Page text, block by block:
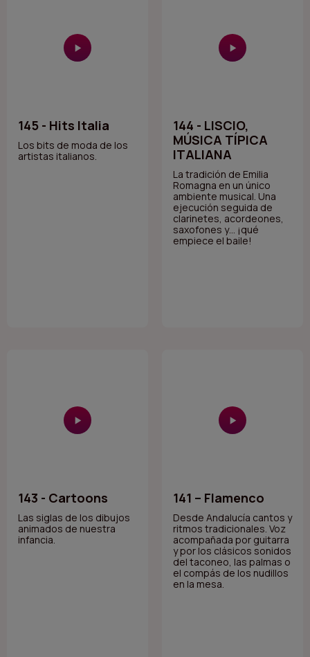
145 - Hits Italia
Los bits de moda de los
artistas italianos.
144 - LISCIO,
MÚSICA TÍPICA
ITALIANA
La tradición de Emilia
Romagna en un único
ambiente musical. Una
ejecución seguida de
clarinetes, acordeones,
saxofones y… ¡qué
empiece el baile!
143 - Cartoons
Las siglas de los dibujos
animados de nuestra
infancia.
141 – Flamenco
Desde Andalucía cantos y
ritmos tradicionales. Voz
acompañada por guitarra
y por los clásicos sonidos
del taconeo, las palmas o
el compás de los nudillos
en la mesa.